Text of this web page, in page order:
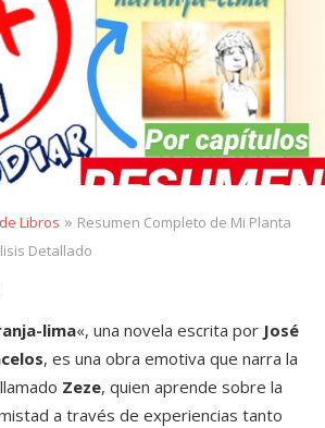
Libros » Resumen Completo de Mi Planta
Detallado
lima«, una novela escrita por José
, es una obra emotiva que narra la
Zeze, quien aprende sobre la
a través de experiencias tanto